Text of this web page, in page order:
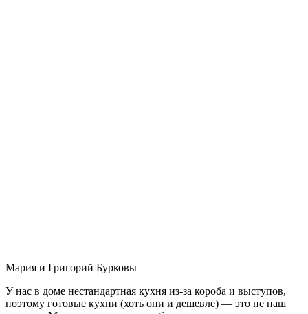
Мария и Григорий Бурковы
У нас в доме нестандартная кухня из-за короба и выступов,
поэтому готовые кухни (хоть они и дешевле) — это не наш